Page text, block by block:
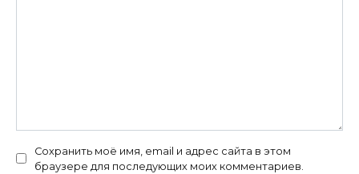
Сохранить моё имя, email и адрес сайта в этом
браузере для последующих моих комментариев.